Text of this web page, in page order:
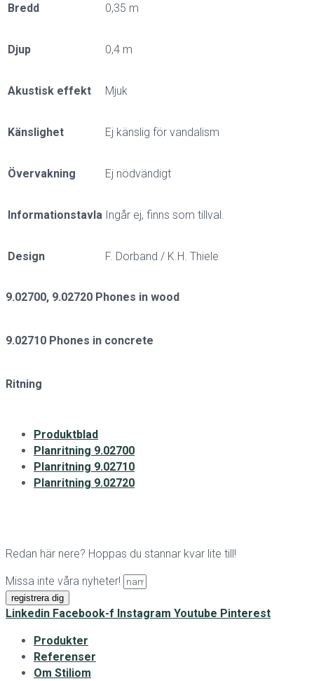
Bredd 0,35 m
Djup 0,4 m
Akustisk effekt Mjuk
Känslighet Ej känslig för vandalism
Övervakning Ej nödvändigt
Informationstavla Ingår ej, finns som tillval.
Design F. Dorband / K.H. Thiele
9.02700, 9.02720 Phones in wood
9.02710 Phones in concrete
Ritning
Produktblad
Planritning 9.02700
Planritning 9.02710
Planritning 9.02720
Redan här nere? Hoppas du stannar kvar lite till!
Missa inte våra nyheter!
registrera dig
Linkedin Facebook-f Instagram Youtube Pinterest
Produkter
Referenser
Om Stiliom